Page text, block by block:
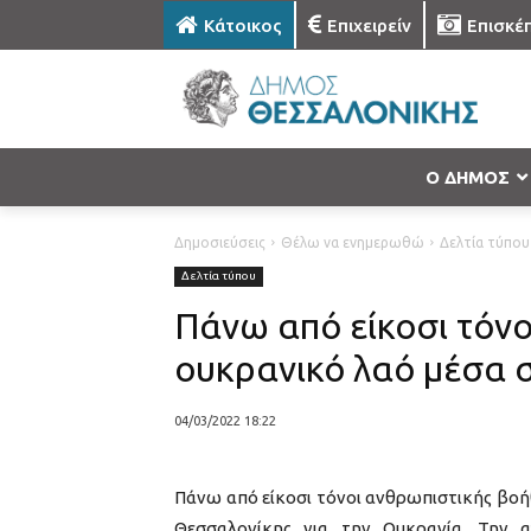
Κάτοικος Επιχειρείν
Ο ΔΗΜΟΣ
Δημοσιεύσεις Θέλω να ενημερωθώ Δελτία τύπου
Δελτία τύπου
Πάνω από είκοσι
ουκρανικό λαό μέσα
04/03/2022 18:22
Πάνω από είκοσι τόνοι ανθρωπιστικής